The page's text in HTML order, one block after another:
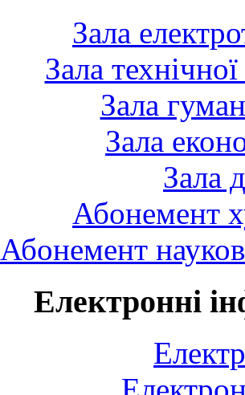
Зала
Зала
Зала
Зала
Зала
Абонемент
Абонемент
Електронні